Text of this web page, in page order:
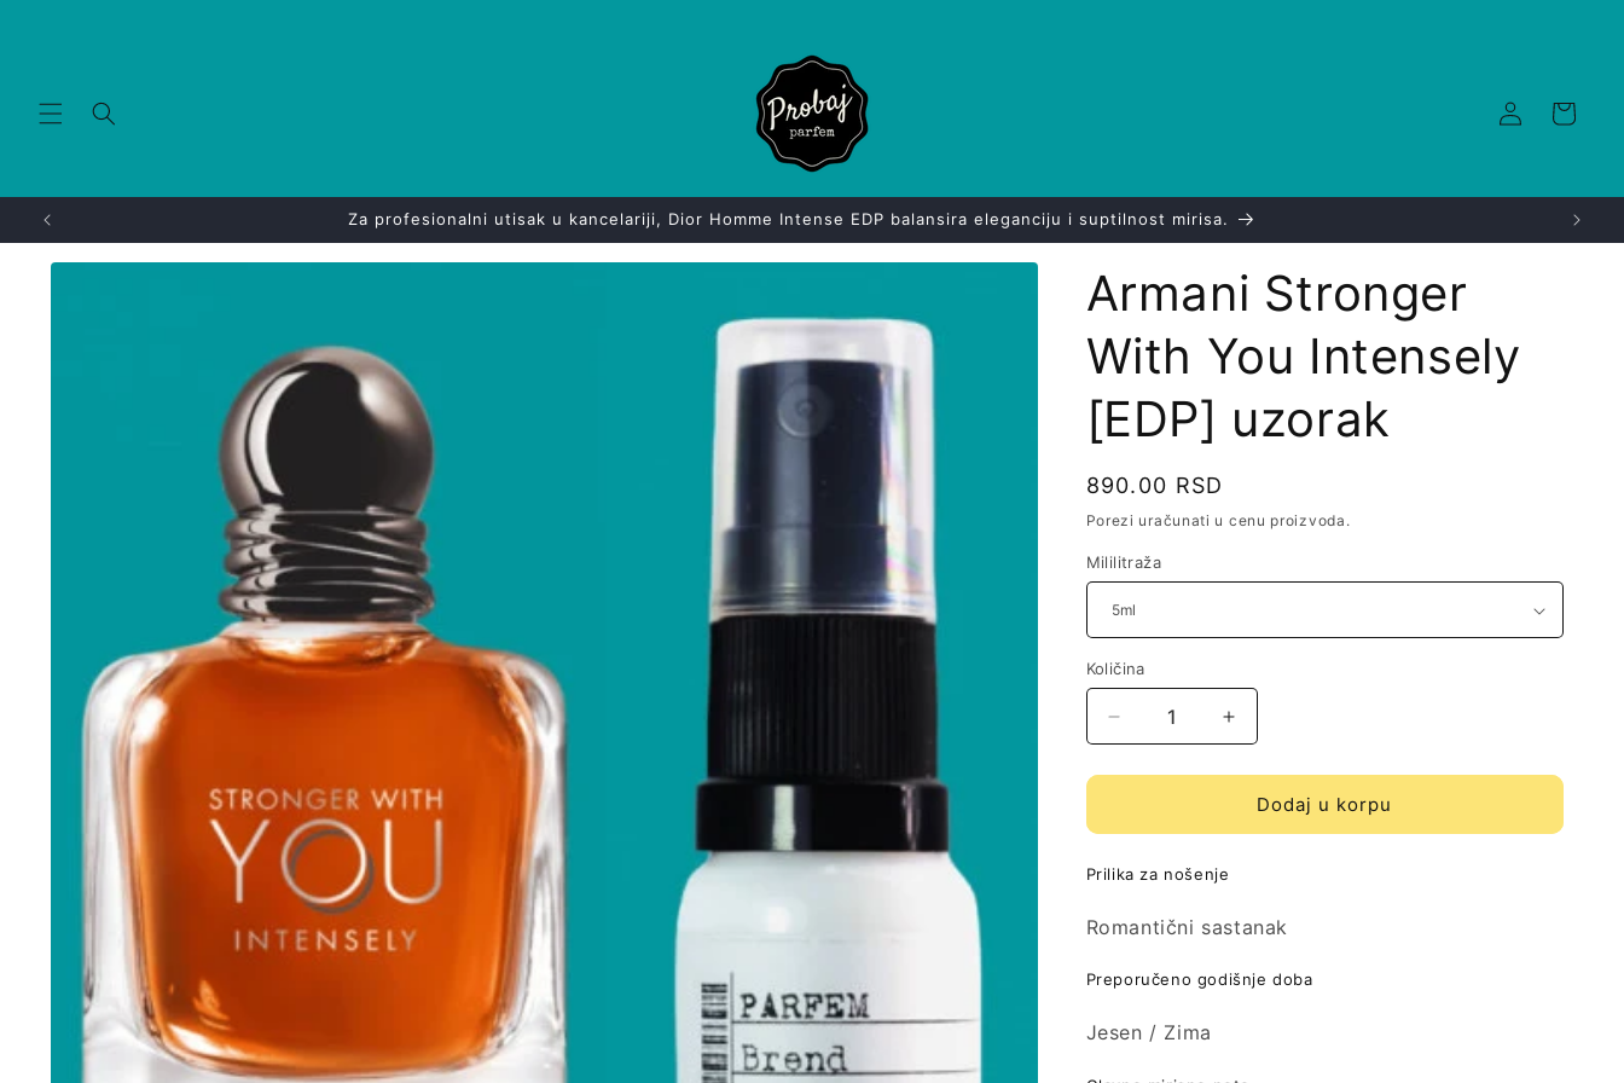
Log
in
Korpa
Za profesionalni utisak u kancelariji, Dior Homme Intense EDP balansira eleganciju i suptilnost mirisa.
Skip to
Armani Stronger
With You Intensely
[EDP] uzorak
Regularna
cena
890.00 RSD
Porezi uračunati u cenu proizvoda.
Mililitraža
Količina
Količina
Decrease
quantity
for
Stronger
You
[EDP]
Increase
quantity
for
Armani
Stronger
You
[EDP]
Dodaj u korpu
Prilika za nošenje
Romantični sastanak
Preporučeno godišnje doba
Jesen / Zima